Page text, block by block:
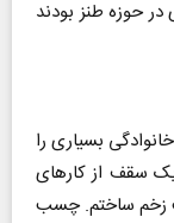
در حوزه طنز بودند
بسیاری را
سقف از کار‌های
زخم ساختم. چسب